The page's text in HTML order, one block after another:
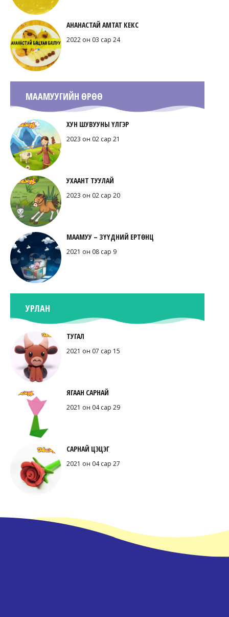
АНАНАСТАЙ АМТАТ КЕКС
2022 он 03 сар 24
МААМУУГИЙН ӨРӨӨ
ХУН ШУВУУНЫ ҮЛГЭР
2023 он 02 сар 21
УХААНТ ТУУЛАЙ
2023 он 02 сар 20
МААМУУ – ЗҮҮДНИЙ ЕРТӨНЦ
2021 он 08 сар 9
УРЛАН
ТУГАЛ
2021 он 07 сар 15
ЯГААН САРНАЙ
2021 он 04 сар 29
САРНАЙ ЦЭЦЭГ
2021 он 04 сар 27